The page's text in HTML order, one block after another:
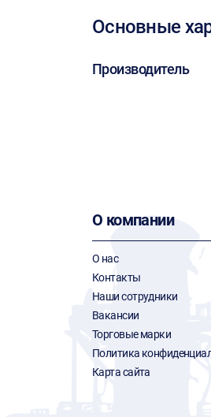
Основные
Производитель
О компании
О нас
Контакты
Наши сотрудники
Вакансии
Торговые марки
Политика
Карта сайта